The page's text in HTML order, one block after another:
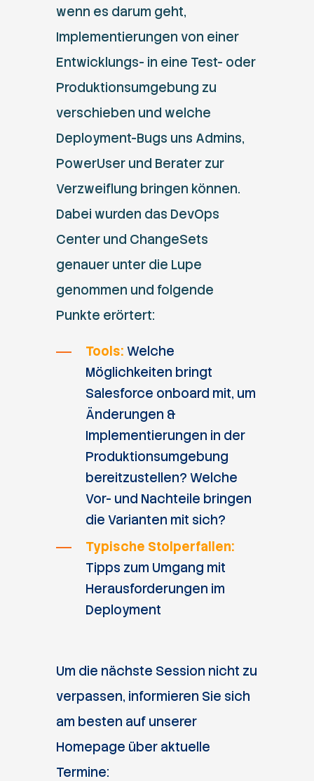
wenn es darum geht,
Implementierungen von einer
Entwicklungs- in eine Test- oder
Produktionsumgebung zu
verschieben und welche
Deployment-Bugs uns Admins,
PowerUser und Berater zur
Verzweiflung bringen können.
Dabei wurden das DevOps
Center und ChangeSets
genauer unter die Lupe
genommen und folgende
Punkte erörtert:
Tools: Welche
Möglichkeiten bringt
Salesforce onboard mit, um
Änderungen &
Implementierungen in der
Produktionsumgebung
bereitzustellen? Welche
Vor- und Nachteile bringen
die Varianten mit sich?
Typische Stolperfallen:
Tipps zum Umgang mit
Herausforderungen im
Deployment
Um die nächste Session nicht zu
verpassen, informieren Sie sich
am besten auf unserer
Homepage über aktuelle
Termine: